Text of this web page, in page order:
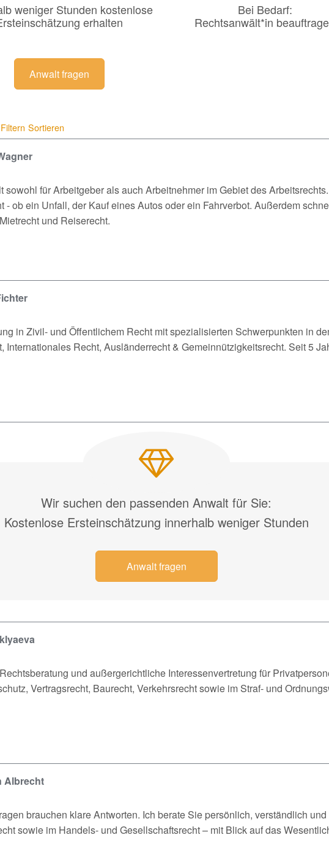
weniger Stunden kostenlose
erhalten
Bei Bedarf:
Rechtsanwält*in
Anwalt fragen
Filtern Sortieren
sowohl für Arbeitgeber als auch Arbeitnehmer im Gebiet des
- ob ein Unfall, der Kauf eines Autos oder ein Fahrverbot. Außerdem
und Reiserecht.
in Zivil- und Öffentlichem Recht mit spezialisierten Schwerpunkten in
Internationales Recht, Ausländerrecht & Gemeinnützigkeitsrecht. Seit 5
Wir suchen den passenden Anwalt für Sie:
Kostenlose Ersteinschätzung innerhalb weniger Stunden
Anwalt fragen
und außergerichtliche Interessenvertretung für
Vertragsrecht, Baurecht, Verkehrsrecht sowie im Straf- und
Albrecht
brauchen klare Antworten. Ich berate Sie persönlich, verständlich
sowie im Handels- und Gesellschaftsrecht – mit Blick auf das